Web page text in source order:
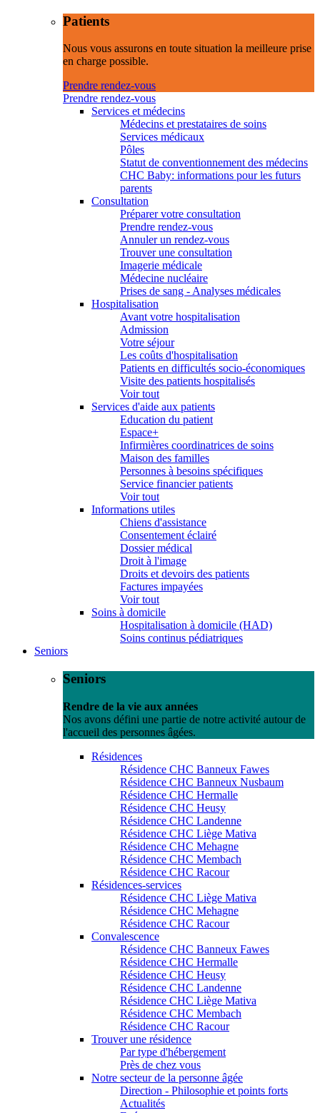
Patients
Nous vous assurons en toute situation la meilleure prise
en charge possible.
Prendre rendez-vous
Prendre rendez-vous
Services et médecins
Médecins et prestataires de soins
Services médicaux
Pôles
Statut de conventionnement des médecins
CHC Baby: informations pour les futurs
parents
Consultation
Préparer votre consultation
Prendre rendez-vous
Annuler un rendez-vous
Trouver une consultation
Imagerie médicale
Médecine nucléaire
Prises de sang - Analyses médicales
Hospitalisation
Avant votre hospitalisation
Admission
Votre séjour
Les coûts d'hospitalisation
Patients en difficultés socio-économiques
Visite des patients hospitalisés
Voir tout
Services d'aide aux patients
Education du patient
Espace+
Infirmières coordinatrices de soins
Maison des familles
Personnes à besoins spécifiques
Service financier patients
Voir tout
Informations utiles
Chiens d'assistance
Consentement éclairé
Dossier médical
Droit à l'image
Droits et devoirs des patients
Factures impayées
Voir tout
Soins à domicile
Hospitalisation à domicile (HAD)
Soins continus pédiatriques
Seniors
Seniors
Rendre de la vie aux années
Nos avons défini une partie de notre activité autour de
l'accueil des personnes âgées.
Résidences
Résidence CHC Banneux Fawes
Résidence CHC Banneux Nusbaum
Résidence CHC Hermalle
Résidence CHC Heusy
Résidence CHC Landenne
Résidence CHC Liège Mativa
Résidence CHC Mehagne
Résidence CHC Membach
Résidence CHC Racour
Résidences-services
Résidence CHC Liège Mativa
Résidence CHC Mehagne
Résidence CHC Racour
Convalescence
Résidence CHC Banneux Fawes
Résidence CHC Hermalle
Résidence CHC Heusy
Résidence CHC Landenne
Résidence CHC Liège Mativa
Résidence CHC Membach
Résidence CHC Racour
Trouver une résidence
Par type d'hébergement
Près de chez vous
Notre secteur de la personne âgée
Direction - Philosophie et points forts
Actualités